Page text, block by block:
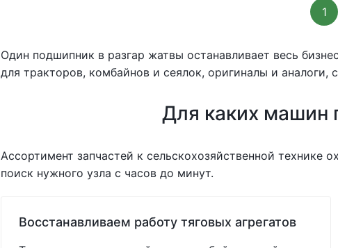
1
Один подшипник в разгар жатвы останавливает весь
для тракторов, комбайнов и сеялок, оригиналы и аналоги,
Для каких машин
Ассортимент запчастей к сельскохозяйственной технике
поиск нужного узла с часов до минут.
Восстанавливаем работу тяговых агрегатов